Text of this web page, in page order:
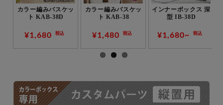
カラー編みバスケッ
ト KAB-38D
¥1,680 税込
カラー編みバスケッ
ト KAB-38
¥1,480 税込
インナーボックス 深
型 IB-38D
¥1,680~ 税込